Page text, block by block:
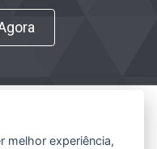
melhor experiência,